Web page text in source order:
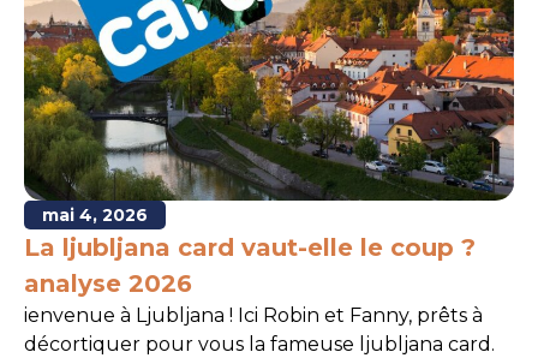
mai 4, 2026
La ljubljana card vaut-elle le coup ?
analyse 2026
ienvenue à Ljubljana ! Ici Robin et Fanny, prêts à
décortiquer pour vous la fameuse ljubljana card.